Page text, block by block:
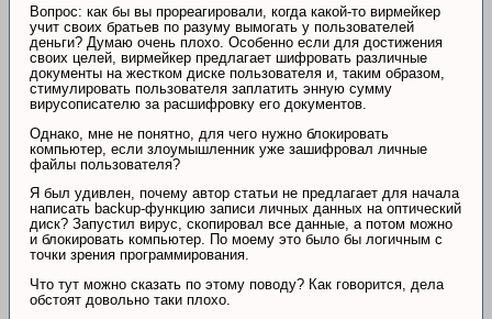
Вопрос: как бы вы прореагировали, когда какой-то вирмейкер
учит своих братьев по разуму вымогать у пользователей
деньги? Думаю очень плохо. Особенно если для достижения
своих целей, вирмейкер предлагает шифровать различные
документы на жестком диске пользователя и, таким образом,
стимулировать пользователя заплатить энную сумму
вирусописателю за расшифровку его документов.
Однако, мне не понятно, для чего нужно блокировать
компьютер, если злоумышленник уже зашифровал личные
файлы пользователя?
Я был удивлен, почему автор статьи не предлагает для начала
написать backup-функцию записи личных данных на оптический
диск? Запустил вирус, скопировал все данные, а потом можно
и блокировать компьютер. По моему это было бы логичным с
точки зрения программирования.
Что тут можно сказать по этому поводу? Как говорится, дела
обстоят довольно таки плохо.